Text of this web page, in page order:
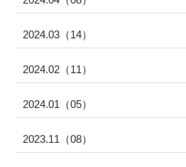
2024.03（14）
2024.02（11）
2024.01（05）
2023.11（08）